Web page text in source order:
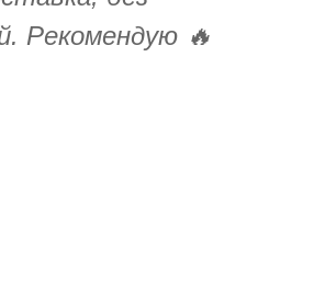
Рекомендую 🔥